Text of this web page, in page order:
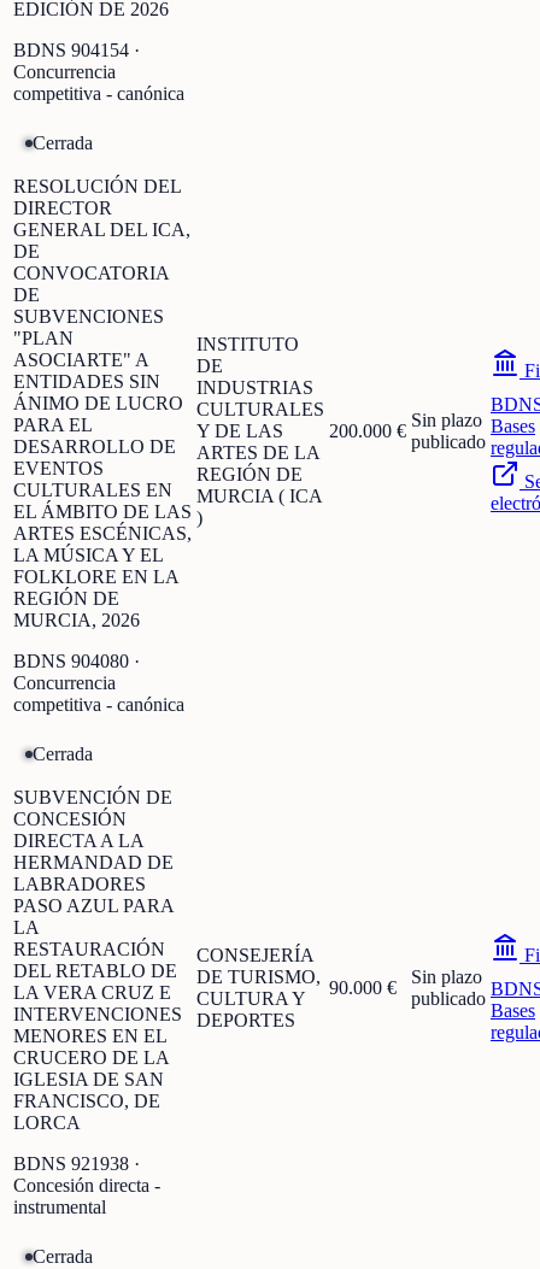
EDICIÓN DE 2026
BDNS 904154 ·
Concurrencia
competitiva - canónica
Cerrada
RESOLUCIÓN DEL
DIRECTOR
GENERAL DEL ICA,
DE
CONVOCATORIA
DE
SUBVENCIONES
"PLAN
ASOCIARTE" A
ENTIDADES SIN
ÁNIMO DE LUCRO
PARA EL
DESARROLLO DE
EVENTOS
CULTURALES EN
EL ÁMBITO DE LAS
ARTES ESCÉNICAS,
LA MÚSICA Y EL
FOLKLORE EN LA
REGIÓN DE
MURCIA, 2026
BDNS 904080 ·
Concurrencia
competitiva - canónica
INSTITUTO
DE
INDUSTRIAS
CULTURALES
Y DE LAS
ARTES DE LA
REGIÓN DE
MURCIA ( ICA
)
200.000 €
Sin plazo
publicado
Bases
Cerrada
SUBVENCIÓN DE
CONCESIÓN
DIRECTA A LA
HERMANDAD DE
LABRADORES
PASO AZUL PARA
LA
RESTAURACIÓN
DEL RETABLO DE
LA VERA CRUZ E
INTERVENCIONES
MENORES EN EL
CRUCERO DE LA
IGLESIA DE SAN
FRANCISCO, DE
LORCA
BDNS 921938 ·
Concesión directa -
instrumental
CONSEJERÍA
DE TURISMO,
CULTURA Y
DEPORTES
90.000 €
Sin plazo
publicado
Bases
Cerrada